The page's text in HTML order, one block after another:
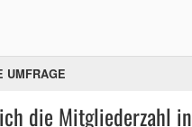
UMFRAGE
die Mitgliederzahl in